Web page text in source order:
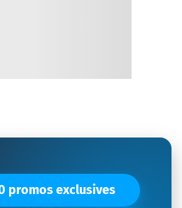
promos exclusives